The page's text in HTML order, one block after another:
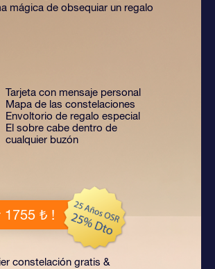
mágica de obsequiar un regalo
Tarjeta con mensaje personal
Mapa de las constelaciones
Envoltorio de regalo especial
El sobre cabe dentro de
cualquier buzón
1755 ₺ !
constelación gratis &